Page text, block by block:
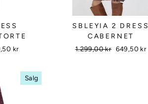
kr
SBLEYIA 2 DRESS
CABERNET
Vanlig
1.299,00 kr Salgs
649,50 kr
Salg